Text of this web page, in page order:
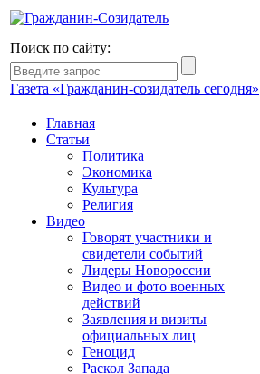
Поиск по сайту:
Газета «Гражданин-созидатель сегодня»
Главная
Статьи
Политика
Экономика
Культура
Религия
Видео
Говорят участники и
свидетели событий
Лидеры Новороссии
Видео и фото военных
действий
Заявления и визиты
официальных лиц
Геноцид
Раскол Запада